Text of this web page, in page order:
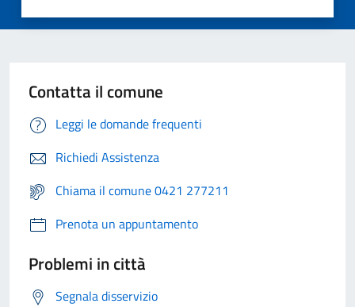
Contatta il comune
Leggi le domande frequenti
Richiedi Assistenza
Chiama il comune 0421 277211
Prenota un appuntamento
Problemi in città
Segnala disservizio